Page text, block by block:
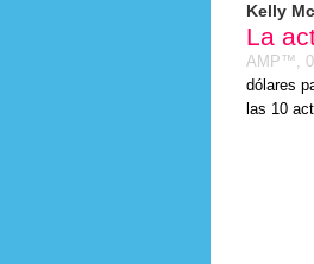
Kelly
La
AMP™,
dólares
las 10